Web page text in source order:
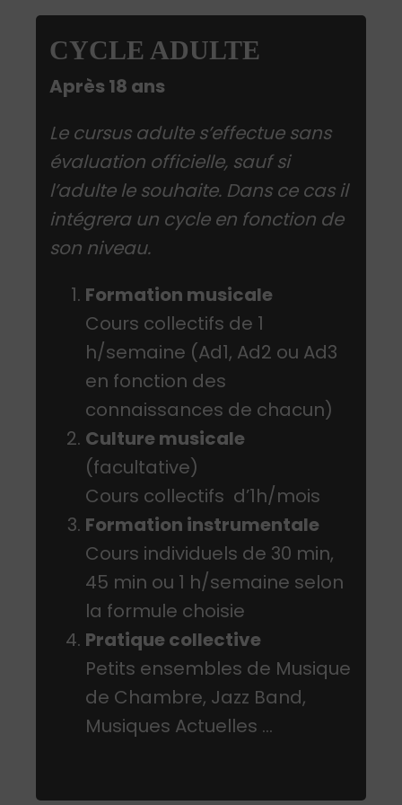
CYCLE ADULTE
Après 18 ans
Le cursus adulte s’effectue sans
évaluation officielle, sauf si
l’adulte le souhaite. Dans ce cas il
intégrera un cycle en fonction de
son niveau.
Formation musicale
Cours collectifs de 1
h/semaine (Ad1, Ad2 ou Ad3
en fonction des
connaissances de chacun)
Culture musicale
(facultative)
Cours collectifs d’1h/mois
Formation instrumentale
Cours individuels de 30 min,
45 min ou 1 h/semaine selon
la formule choisie
Pratique collective
Petits ensembles de Musique
de Chambre, Jazz Band,
Musiques Actuelles …